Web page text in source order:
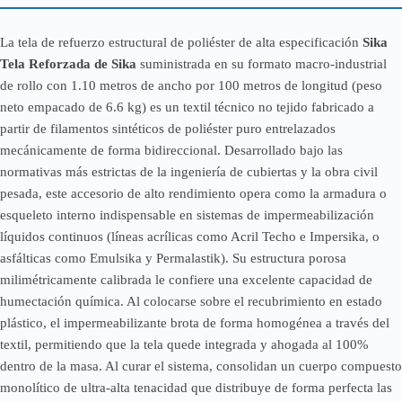
La tela de refuerzo estructural de poliéster de alta especificación Sika
Tela Reforzada de Sika suministrada en su formato macro-industrial
de rollo con 1.10 metros de ancho por 100 metros de longitud (peso
neto empacado de 6.6 kg) es un textil técnico no tejido fabricado a
partir de filamentos sintéticos de poliéster puro entrelazados
mecánicamente de forma bidireccional. Desarrollado bajo las
normativas más estrictas de la ingeniería de cubiertas y la obra civil
pesada, este accesorio de alto rendimiento opera como la armadura o
esqueleto interno indispensable en sistemas de impermeabilización
líquidos continuos (líneas acrílicas como Acril Techo e Impersika, o
asfálticas como Emulsika y Permalastik). Su estructura porosa
milimétricamente calibrada le confiere una excelente capacidad de
humectación química. Al colocarse sobre el recubrimiento en estado
plástico, el impermeabilizante brota de forma homogénea a través del
textil, permitiendo que la tela quede integrada y ahogada al 100%
dentro de la masa. Al curar el sistema, consolidan un cuerpo compuesto
monolítico de ultra-alta tenacidad que distribuye de forma perfecta las